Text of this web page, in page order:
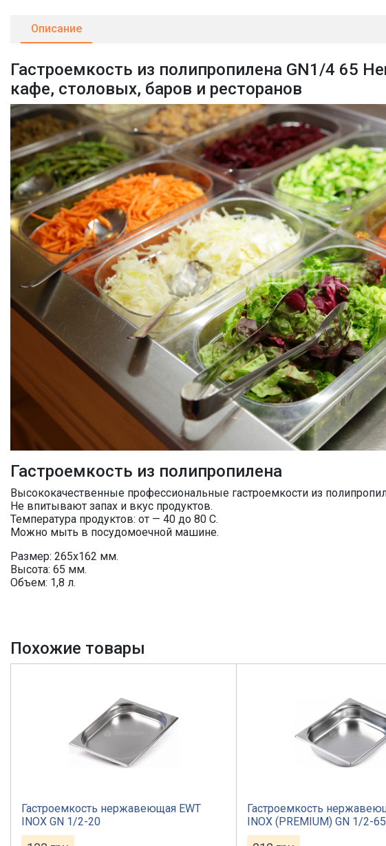
Описание
Гастроемкость из полипропилена GN1/4 65
кафе, столовых, баров и ресторанов
Гастроемкость из полипропилена
Высококачественные профессиональные гастроемкости из
Не впитывают запах и вкус продуктов.
Температура продуктов: от — 40 до 80 С.
Можно мыть в посудомоечной машине.
Размер: 265х162 мм.
Высота: 65 мм.
Объем: 1,8 л.
Похожие товары
Гастроемкость нержавеющая EWT
INOX GN 1/2-20
Гастроемкость
INOX (PREMIUM) GN 1/2-65